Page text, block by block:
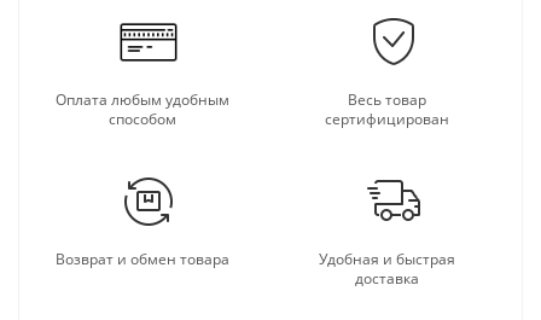
Оплата любым удобным
способом
Весь товар
сертифицирован
Возврат и обмен товара
Удобная и быстрая
доставка